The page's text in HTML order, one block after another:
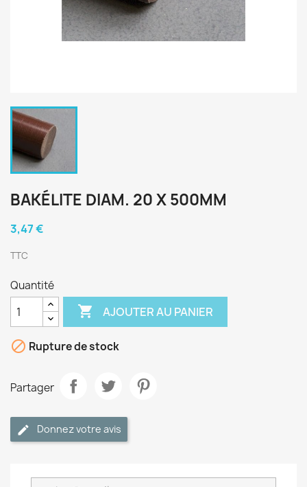
BAKÉLITE DIAM. 20 X 500MM
3,47 €
TTC
Quantité
 AJOUTER AU PANIER
 Rupture de stock
Partager
Donnez votre avis